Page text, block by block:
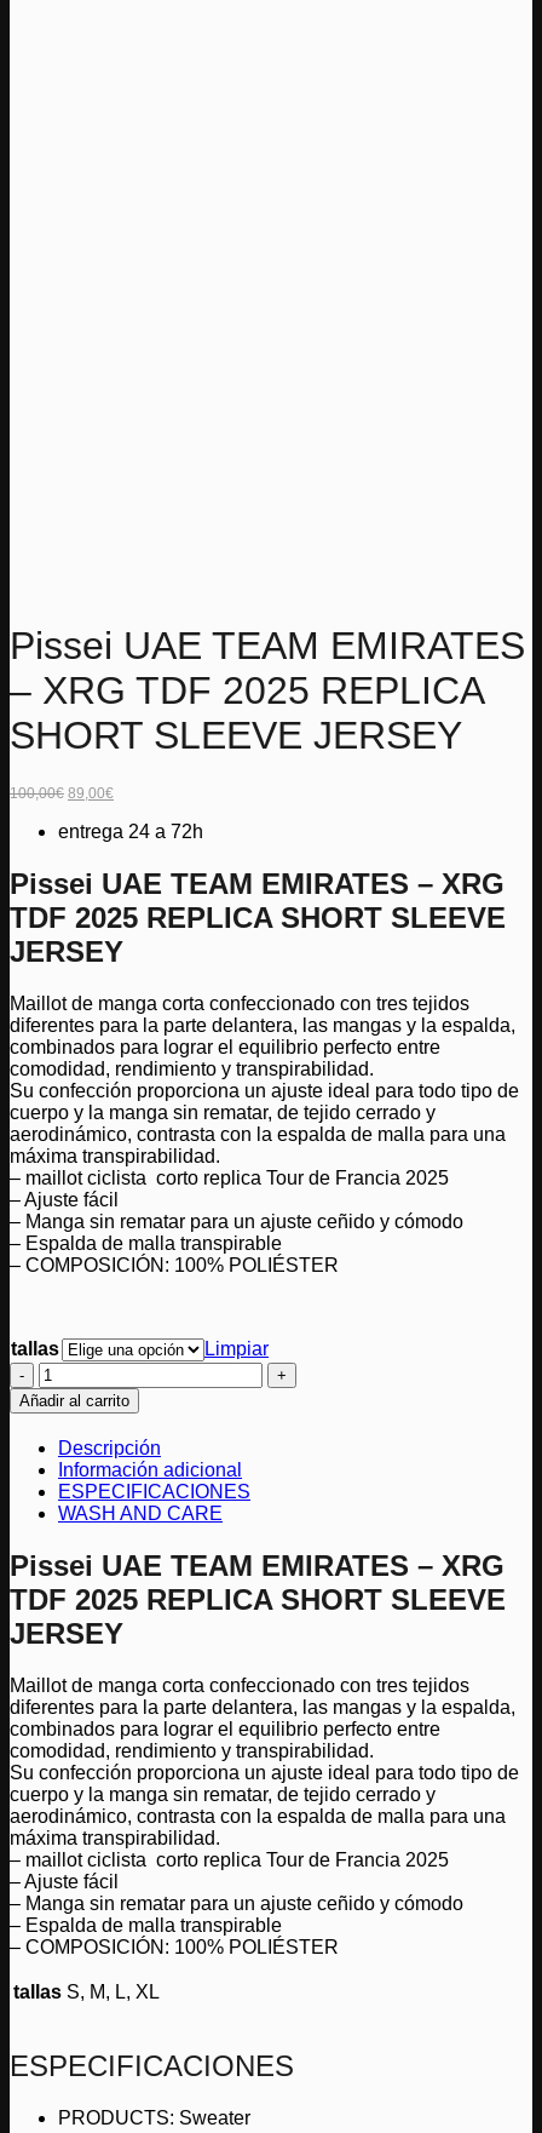
Pissei UAE TEAM EMIRATES
– XRG TDF 2025 REPLICA
SHORT SLEEVE JERSEY
100,00€ El
original
era:
89,00€El
actual
es:
entrega 24 a 72h
Pissei UAE TEAM EMIRATES – XRG
TDF 2025 REPLICA SHORT SLEEVE
JERSEY
Maillot de manga corta confeccionado con tres tejidos
diferentes para la parte delantera, las mangas y la espalda,
combinados para lograr el equilibrio perfecto entre
comodidad, rendimiento y transpirabilidad.
Su confección proporciona un ajuste ideal para todo tipo de
cuerpo y la manga sin rematar, de tejido cerrado y
aerodinámico, contrasta con la espalda de malla para una
máxima transpirabilidad.
– maillot ciclista corto replica Tour de Francia 2025
– Ajuste fácil
– Manga sin rematar para un ajuste ceñido y cómodo
– Espalda de malla transpirable
– COMPOSICIÓN: 100% POLIÉSTER
tallas
Limpiar
Pissei
UAE
TEAM
EMIRATES
-
XRG
TDF
2025
SHORT
SLEEVE
JERSEY
cantidad
Añadir al carrito
Descripción
Información adicional
ESPECIFICACIONES
WASH AND CARE
Pissei UAE TEAM EMIRATES – XRG
TDF 2025 REPLICA SHORT SLEEVE
JERSEY
Maillot de manga corta confeccionado con tres tejidos
diferentes para la parte delantera, las mangas y la espalda,
combinados para lograr el equilibrio perfecto entre
comodidad, rendimiento y transpirabilidad.
Su confección proporciona un ajuste ideal para todo tipo de
cuerpo y la manga sin rematar, de tejido cerrado y
aerodinámico, contrasta con la espalda de malla para una
máxima transpirabilidad.
– maillot ciclista corto replica Tour de Francia 2025
– Ajuste fácil
– Manga sin rematar para un ajuste ceñido y cómodo
– Espalda de malla transpirable
– COMPOSICIÓN: 100% POLIÉSTER
tallas S, M, L, XL
ESPECIFICACIONES
PRODUCTS: Sweater